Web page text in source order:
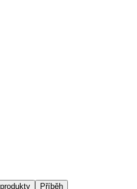
Příběh